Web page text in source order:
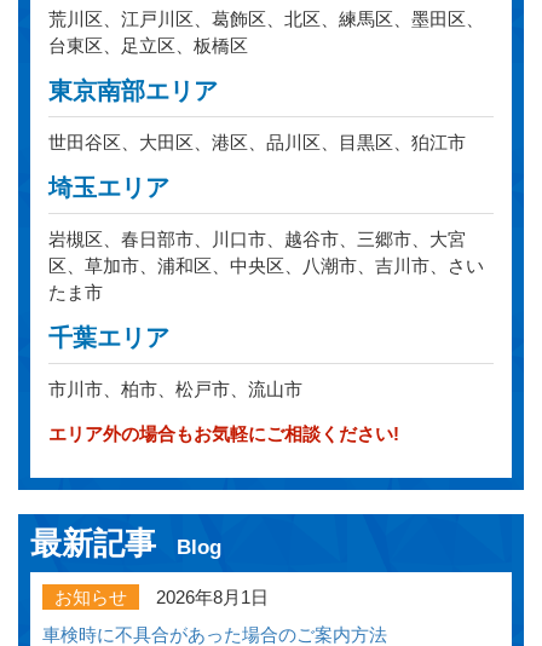
荒川区、江戸川区、葛飾区、北区、練馬区、墨田区、
台東区、足立区、板橋区
東京南部エリア
世田谷区、大田区、港区、品川区、目黒区、狛江市
埼玉エリア
岩槻区、春日部市、川口市、越谷市、三郷市、大宮
区、草加市、浦和区、中央区、八潮市、吉川市、さい
たま市
千葉エリア
市川市、柏市、松戸市、流山市
エリア外の場合もお気軽にご相談ください!
最新記事 Blog
お知らせ
2026年8月1日
車検時に不具合があった場合のご案内方法